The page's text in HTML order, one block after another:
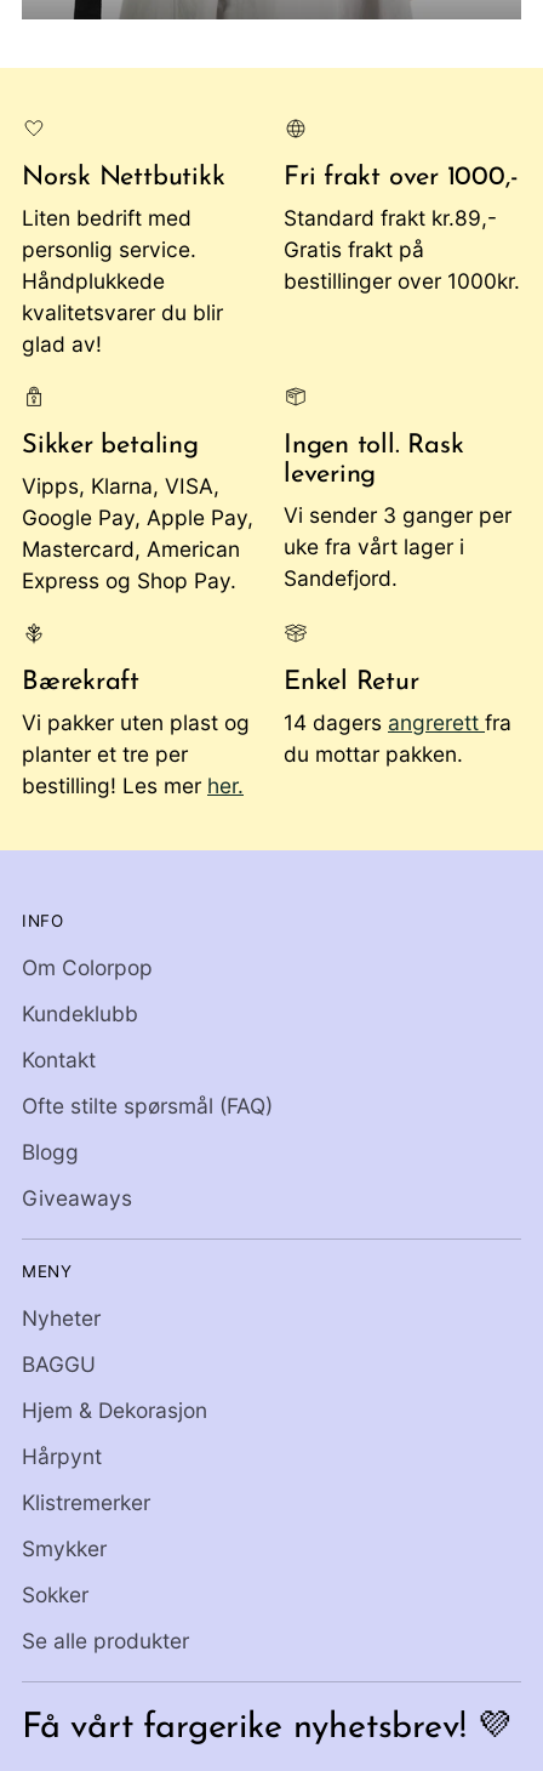
Norsk Nettbutikk
Liten bedrift med
personlig service.
Håndplukkede
kvalitetsvarer du blir
glad av!
Fri frakt over 1000,-
Standard frakt kr.89,-
Gratis frakt på
bestillinger over 1000kr.
Sikker betaling
Vipps, Klarna, VISA,
Google Pay, Apple Pay,
Mastercard, American
Express og Shop Pay.
Ingen toll. Rask
levering
Vi sender 3 ganger per
uke fra vårt lager i
Sandefjord.
Bærekraft
Vi pakker uten plast og
planter et tre per
bestilling! Les mer her.
Enkel Retur
14 dagers angrerett fra
du mottar pakken.
INFO
Om Colorpop
Kundeklubb
Kontakt
Ofte stilte spørsmål (FAQ)
Blogg
Giveaways
MENY
Nyheter
BAGGU
Hjem & Dekorasjon
Hårpynt
Klistremerker
Smykker
Sokker
Se alle produkter
Få vårt fargerike nyhetsbrev! 💜